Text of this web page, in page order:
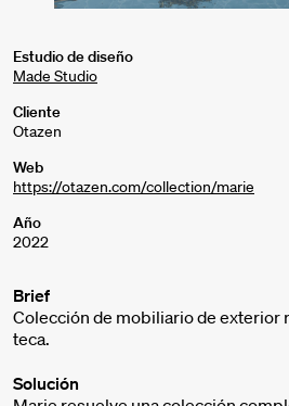
Estudio de diseño
Made Studio
Cliente
Otazen
Web
https://otazen.com/collection/marie
Año
2022
Brief
Colección de mobiliario de exterior
teca.
Solución